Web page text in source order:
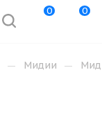
0 0
— Мидии —